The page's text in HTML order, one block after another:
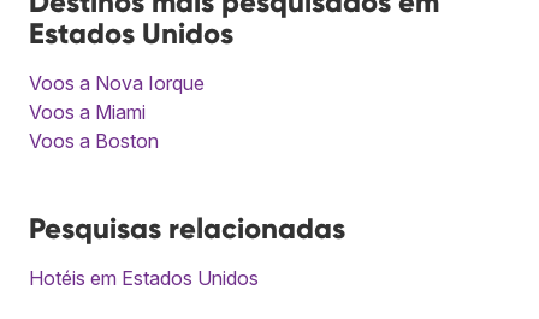
Estados Unidos
Voos a Nova Iorque
Voos a Miami
Voos a Boston
Pesquisas relacionadas
Hotéis em Estados Unidos